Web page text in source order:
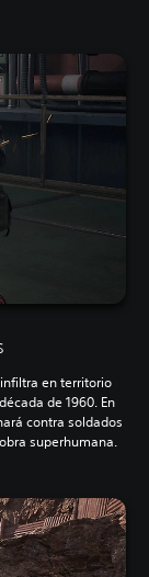
en territorio
de 1960. En
contra soldados
superhumana.